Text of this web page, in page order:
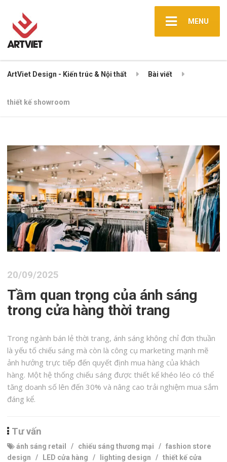
MENU
ArtViet Design - Kiến trúc & Nội thất Bài viết
thiết kế showroom
20/09/2025
Tầm quan trọng của ánh sáng
trong cửa hàng thời trang
Trong ngành bán lẻ thời trang, ánh sáng không chỉ đơn thuần
là yếu tố chiếu sáng mà còn là công cụ marketing mạnh mẽ
ảnh hưởng trực tiếp đến quyết định mua hàng của khách
hàng. Một hệ thống chiếu sáng được thiết kế khéo léo có thể
tăng doanh số lên đến 30% và nâng cao trải nghiệm mua sắm
đáng kể.
Tư vấn
ánh sáng retail / chiếu sáng thương mại /fashion store
design / LED cửa hàng / lighting design /thiết kế cửa